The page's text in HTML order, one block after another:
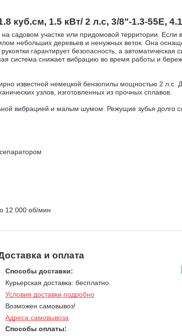
куб.см, 1.5 кВт/ 2 л.с, 3/8"-1.3-55E, 4.1
садовом участке или придомовой территории. Если
небольших деревьев и ненужных веток. Она
гарантирует безопасность, а автоматическая
система снижает вибрацию во время работы и
известной немецкой бензопилы мощностью 2 л.с.
узлов, изготовленных из прочных сплавов.
вибрацией и малым шумом. Режущие зубья долго
12 000 об/мин
и оплата
Способы доставки:
Курьерская доставка: бесплатно.
Условия доставки подробно
Возможен самовывоз!
Адреса самовывоза
Способы оплаты: